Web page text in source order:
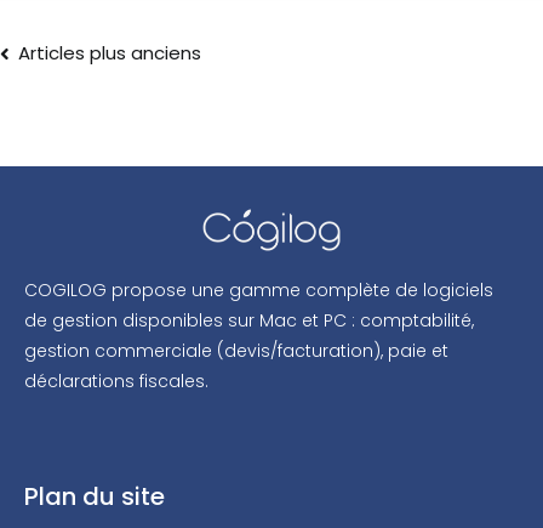
Articles plus anciens
COGILOG propose une gamme complète de logiciels
de gestion disponibles sur Mac et PC : comptabilité,
gestion commerciale (devis/facturation), paie et
déclarations fiscales.
Plan du site